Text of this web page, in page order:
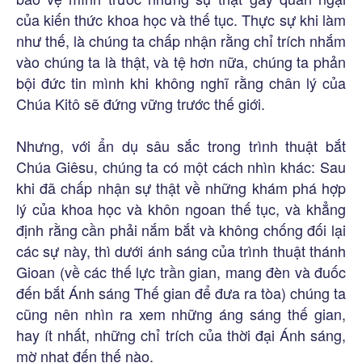
của kiến thức khoa học và thế tục. Thực sự khi làm
như thế, là chúng ta chấp nhận rằng chỉ trích nhắm
vào chúng ta là thật, và tệ hơn nữa, chúng ta phản
bội đức tin mình khi không nghĩ rằng chân lý của
Chúa Kitô sẽ đứng vững trước thế giới.
Nhưng, với ẩn dụ sâu sắc trong trình thuật bắt
Chúa Giêsu, chúng ta có một cách nhìn khác: Sau
khi đã chấp nhận sự thật về những khám phá hợp
lý của khoa học và khôn ngoan thế tục, và khẳng
định rằng cần phải nắm bắt và không chống đối lại
các sự này, thì dưới ánh sáng của trình thuật thánh
Gioan (về các thế lực trần gian, mang đèn và đuốc
đến bắt Ánh sáng Thế gian để đưa ra tòa) chúng ta
cũng nên nhìn ra xem những áng sáng thế gian,
hay ít nhất, những chỉ trích của thời đại Ánh sáng,
mờ nhạt đến thế nào.